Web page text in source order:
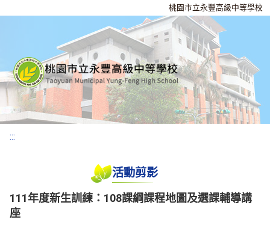
桃園市立永豐高級中等學校
:::
活動剪影
111年度新生訓練：108課綱課程地圖及選課輔導講
座